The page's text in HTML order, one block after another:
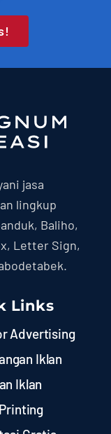
jasa
lingkup
Baliho,
Letter Sign,
Links
Advertising
Iklan
Iklan